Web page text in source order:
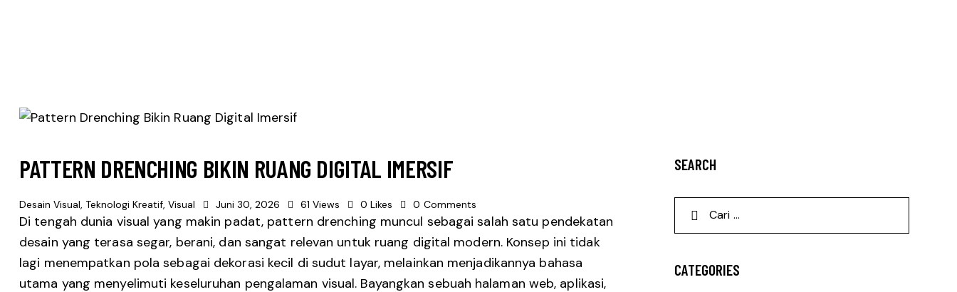
PATTERN DRENCHING BIKIN RUANG DIGITAL IMERSIF
Desain Visual, Teknologi Kreatif, Visual Juni 30, 2026 61 Views 0 Likes 0 Comments
Di tengah dunia visual yang makin padat, pattern drenching muncul sebagai salah satu pendekatan
desain yang terasa segar, berani, dan sangat relevan untuk ruang digital modern. Konsep ini tidak
lagi menempatkan pola sebagai dekorasi kecil di sudut layar, melainkan menjadikannya bahasa
utama yang menyelimuti keseluruhan pengalaman visual. Bayangkan sebuah halaman web, aplikasi,
SEARCH
CATEGORIES